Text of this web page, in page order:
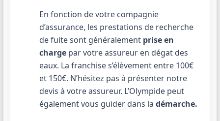
En fonction de votre compagnie
d’assurance, les prestations de recherche
de fuite sont généralement prise en
chargepar votre assureur en dégat des
eaux. La franchise s’élèvement entre 100€
et 150€. N’hésitez pas à présenter notre
devis à votre assureur. L’Olympide peut
également vous guider dans la démarche.